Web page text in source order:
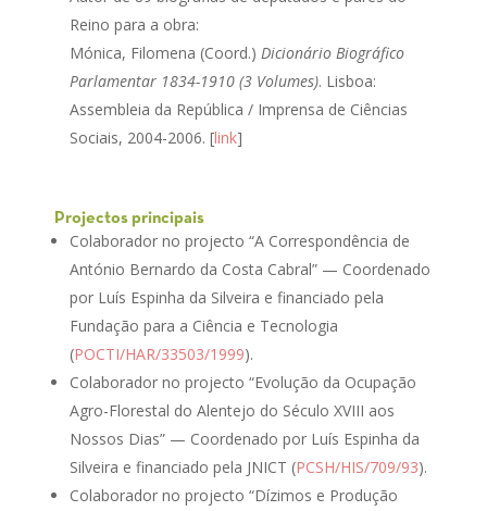
Reino para a obra:
Mónica, Filomena (Coord.) Dicionário Biográfico
Parlamentar 1834-1910 (3 Volumes). Lisboa:
Assembleia da República / Imprensa de Ciências
Sociais, 2004-2006. [link]
Projectos principais
Colaborador no projecto “A Correspondência de
António Bernardo da Costa Cabral” — Coordenado
por Luís Espinha da Silveira e financiado pela
Fundação para a Ciência e Tecnologia
(POCTI/HAR/33503/1999).
Colaborador no projecto “Evolução da Ocupação
Agro-Florestal do Alentejo do Século XVIII aos
Nossos Dias” — Coordenado por Luís Espinha da
Silveira e financiado pela JNICT (PCSH/HIS/709/93).
Colaborador no projecto “Dízimos e Produção